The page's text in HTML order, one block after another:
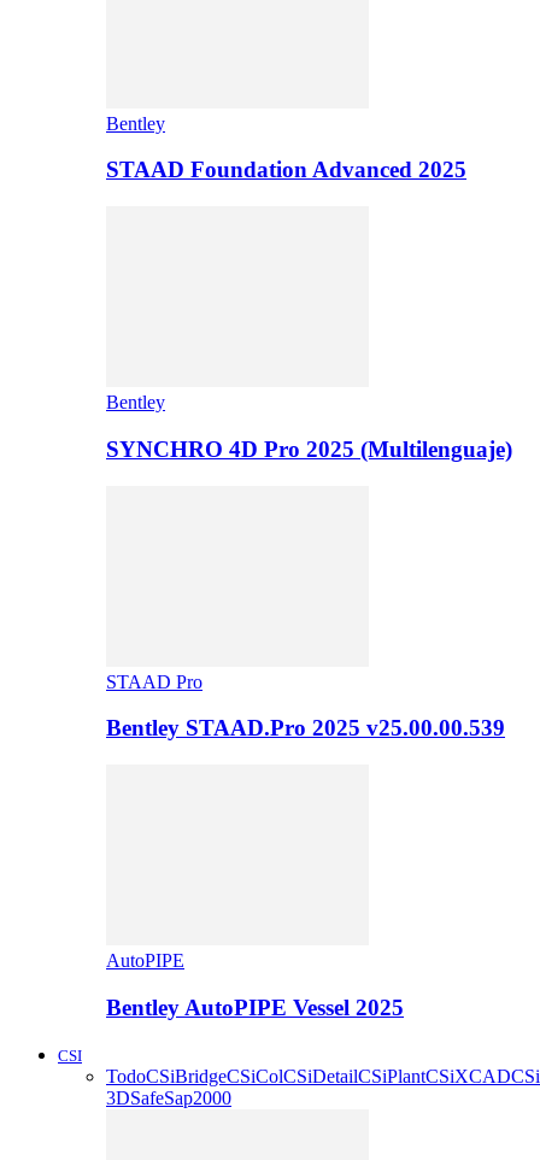
Bentley
STAAD Foundation Advanced 2025
Bentley
SYNCHRO 4D Pro 2025 (Multilenguaje)
STAAD Pro
Bentley STAAD.Pro 2025 v25.00.00.539
AutoPIPE
Bentley AutoPIPE Vessel 2025
CSI
TodoCSiBridgeCSiColCSiDetailCSiPlantCSiXCAD
3DSafeSap2000